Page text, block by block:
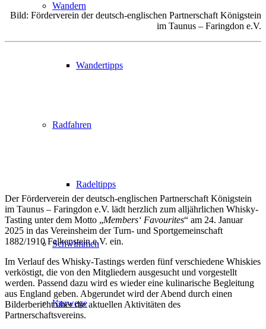
Wandern
Wandertipps
Radfahren
Radeltipps
Schwimmen
Kurwege
Bild: Förderverein der deutsch-englischen Partnerschaft Königstein
im Taunus – Faringdon e.V.
Der Förderverein der deutsch-englischen Partnerschaft Königstein
im Taunus – Faringdon e.V. lädt herzlich zum alljährlichen Whisky-
Tasting unter dem Motto „Members‘ Favourites“ am 24. Januar
2025 in das Vereinsheim der Turn- und Sportgemeinschaft
1882/1910 Falkenstein e.V. ein.
Im Verlauf des Whisky-Tastings werden fünf verschiedene Whiskies
verköstigt, die von den Mitgliedern ausgesucht und vorgestellt
werden. Passend dazu wird es wieder eine kulinarische Begleitung
aus England geben. Abgerundet wird der Abend durch einen
Bilderbericht über die aktuellen Aktivitäten des
Partnerschaftsvereins.